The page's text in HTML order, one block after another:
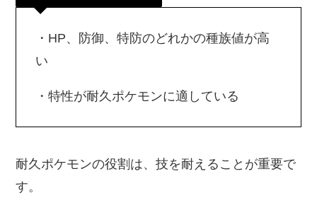
・HP、防御、特防のどれかの種族値が高
い
・特性が耐久ポケモンに適している
耐久ポケモンの役割は、技を耐えることが重要で
す。